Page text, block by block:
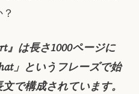
』は長さ1000ページに
」というフレーズで始
で構成されています。